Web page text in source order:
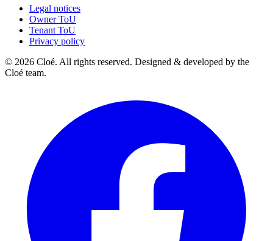
Legal notices
Owner ToU
Tenant ToU
Privacy policy
© 2026 Cloé. All rights reserved. Designed & developed by the
Cloé team.